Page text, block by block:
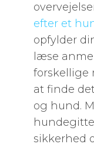
efter et
opfylder
læse
forskellige
at finde
og hund.
sikkerhed